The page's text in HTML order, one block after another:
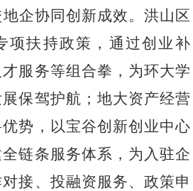
地企协同创新成效。洪山区
项扶持政策，通过创业补
服务等组合拳，为环大学
保驾护航；地大资产经营
势，以宝谷创新创业中心
链条服务体系，为入驻企
接、投融资服务、政策申